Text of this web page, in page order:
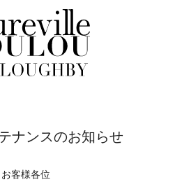
ナンスのお知らせ
お客様各位